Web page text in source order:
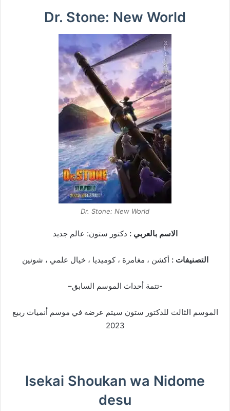
Dr. Stone: New World
Dr. Stone: New World
الاسم بالعربي : دكتور ستون: عالم جديد
التصنيفات : أكشن ، مغامرة ، كوميديا ، خيال علمي ، شونين
-تتمة أحداث الموسم السابق–
الموسم الثالث للدكتور ستون سيتم عرضه في موسم أنميات ربيع
2023
Isekai Shoukan wa Nidome
desu